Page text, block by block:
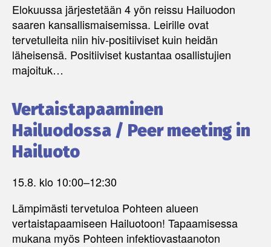
Elokuussa järjestetään 4 yön reissu Hailuodon
saaren kansallismaisemissa. Leirille ovat
tervetulleita niin hiv-positiiviset kuin heidän
läheisensä. Positiiviset kustantaa osallistujien
majoituk…
Vertaistapaaminen
Hailuodossa / Peer meeting in
Hailuoto
15.8. klo 10:00–12:30
Lämpimästi tervetuloa Pohteen alueen
vertaistapaamiseen Hailuotoon! Tapaamisessa
mukana myös Pohteen infektiovastaanoton